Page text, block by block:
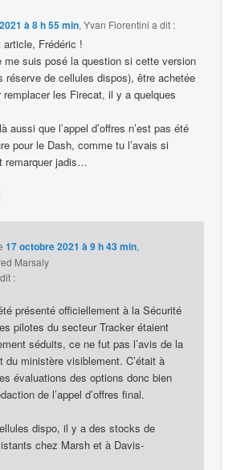
à 8 h 55 min,Yvan Fiorentini a dit :
article, Frédéric !
me suis posé la question si cette version
réserve de cellules dispos), être achetée
remplacer les Firecat, il y a quelques
aussi que l’appel d’offres n’est pas été
pour le Dash, comme tu l’avais si
remarquer jadis…
17 octobre 2021 à 9 h 43 min,
Marsaly
:
présenté officiellement à la Sécurité
pilotes du secteur Tracker étaient
séduits, ce ne fut pas l’avis de la
du ministère visiblement. C’était à
évaluations des options donc bien
de l’appel d’offres final.
dispo, il y a des stocks de
chez Marsh et à Davis-